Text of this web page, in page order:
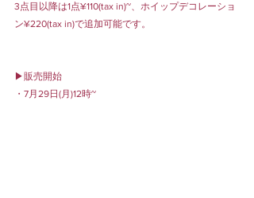
3点目以降は1点¥110(tax in)~、ホイップデコレーショ
ン¥220(tax in)で追加可能です。
▶︎販売開始
・7月29日(月)12時~